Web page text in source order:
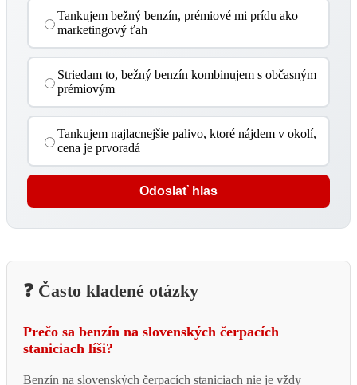
Tankujem bežný benzín, prémiové mi prídu ako
marketingový ťah
Striedam to, bežný benzín kombinujem s občasným
prémiovým
Tankujem najlacnejšie palivo, ktoré nájdem v okolí,
cena je prvoradá
Odoslať hlas
❓ Často kladené otázky
Prečo sa benzín na slovenských čerpacích
staniciach líši?
Benzín na slovenských čerpacích staniciach nie je vždy